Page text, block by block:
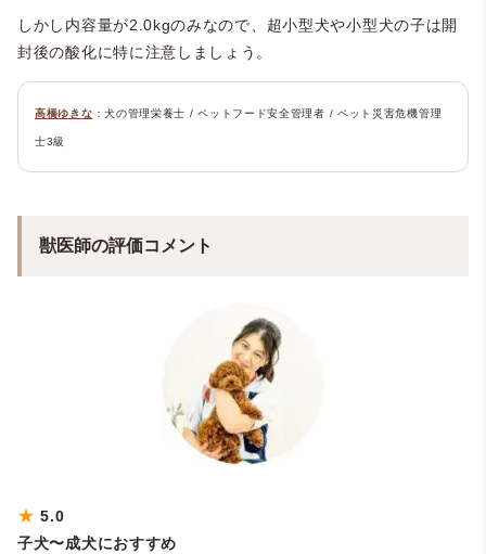
しかし内容量が2.0kgのみなので、超小型犬や小型犬の子は開
封後の酸化に特に注意しましょう。
高橋ゆきな ：犬の管理栄養士 / ペットフード安全管理者 / ペット災害危機管理
士3級
獣医師の評価コメント
★5.0
子犬〜成犬におすすめ